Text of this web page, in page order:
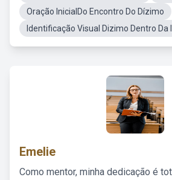
Oração InicialDo Encontro Do Dízimo
Identificação Visual Dizimo Dentro Da
Emelie
Como mentor, minha dedicação é